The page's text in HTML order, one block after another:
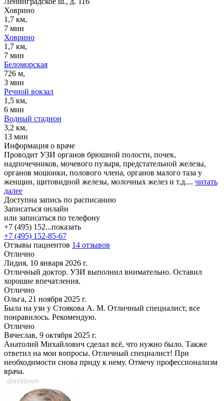
Ховрино
1,7 км,
7 мин
Ховрино
1,7 км,
7 мин
Беломорская
726 м,
3 мин
Речной вокзал
1,5 км,
6 мин
Водный стадион
3,2 км,
13 мин
Информация о враче
Проводит УЗИ органов брюшной полости, почек,
надпочечников, мочевого пузыря, предстательной железы,
органов мошонки, полового члена, органов малого таза у
женщин, щитовидной железы, молочных желез и т.д.... читать
далее
Доступна запись по расписанию
Записаться онлайн
или записаться по телефону
+7 (495) 152...показать
+7 (495) 152-85-67
Отзывы пациентов 14 отзывов
Отлично
Лидия, 10 января 2026 г.
Отличный доктор. УЗИ выполнил внимательно. Оставил
хорошие впечатления.
Отлично
Ольга, 21 ноября 2025 г.
Была на узи у Стоякова А. М. Отличный специалист, все
понравилось. Рекомендую.
Отлично
Вячеслав, 9 октября 2025 г.
Анатолий Михайлович сделал всё, что нужно было. Также
ответил на мои вопросы. Отличный специалист! При
необходимости снова приду к нему. Отмечу профессионализм
врача.